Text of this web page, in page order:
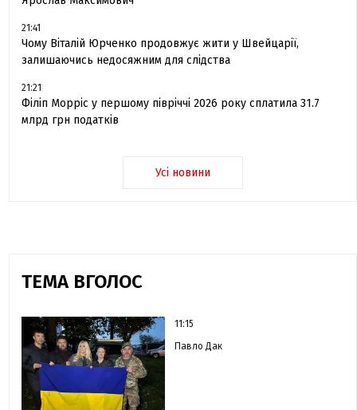
21:41
Чому Віталій Юрченко продовжує жити у Швейцарії,
залишаючись недосяжним для слідства
21:21
Філіп Морріс у першому півріччі 2026 року сплатила 31.7
млрд грн податків
Усі новини
ТЕМА ВГОЛОС
11:15
Павло Дак